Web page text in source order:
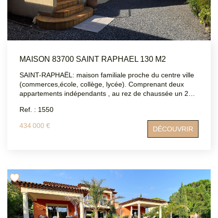
MAISON 83700 SAINT RAPHAEL 130 M2
SAINT-RAPHAËL: maison familiale proche du centre ville
(commerces,école, collège, lycée). Comprenant deux
appartements indépendants , au rez de chaussée un 2
dépendances, garage, atelier, buanderie, préau. Au calme
dans une impasse, fort potentiel. DPE: D ATRIUMSUD
CONSEIL IMMOBILIER Bernard Loqués 06 12 70 42 76
Tel agence : 04.94.83.19.96 Mail: contact@atriumsud.fr
www.georisques.gouv.fr
Ref. : 1550
434 000 € DÉCOUVRIR